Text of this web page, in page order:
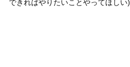
できればやりたいことやってほしい)